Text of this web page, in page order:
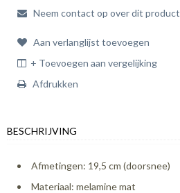
Neem contact op over dit product
Aan verlanglijst toevoegen
+ Toevoegen aan vergelijking
Afdrukken
BESCHRIJVING
Afmetingen: 19,5 cm (doorsnee)
Materiaal: melamine mat